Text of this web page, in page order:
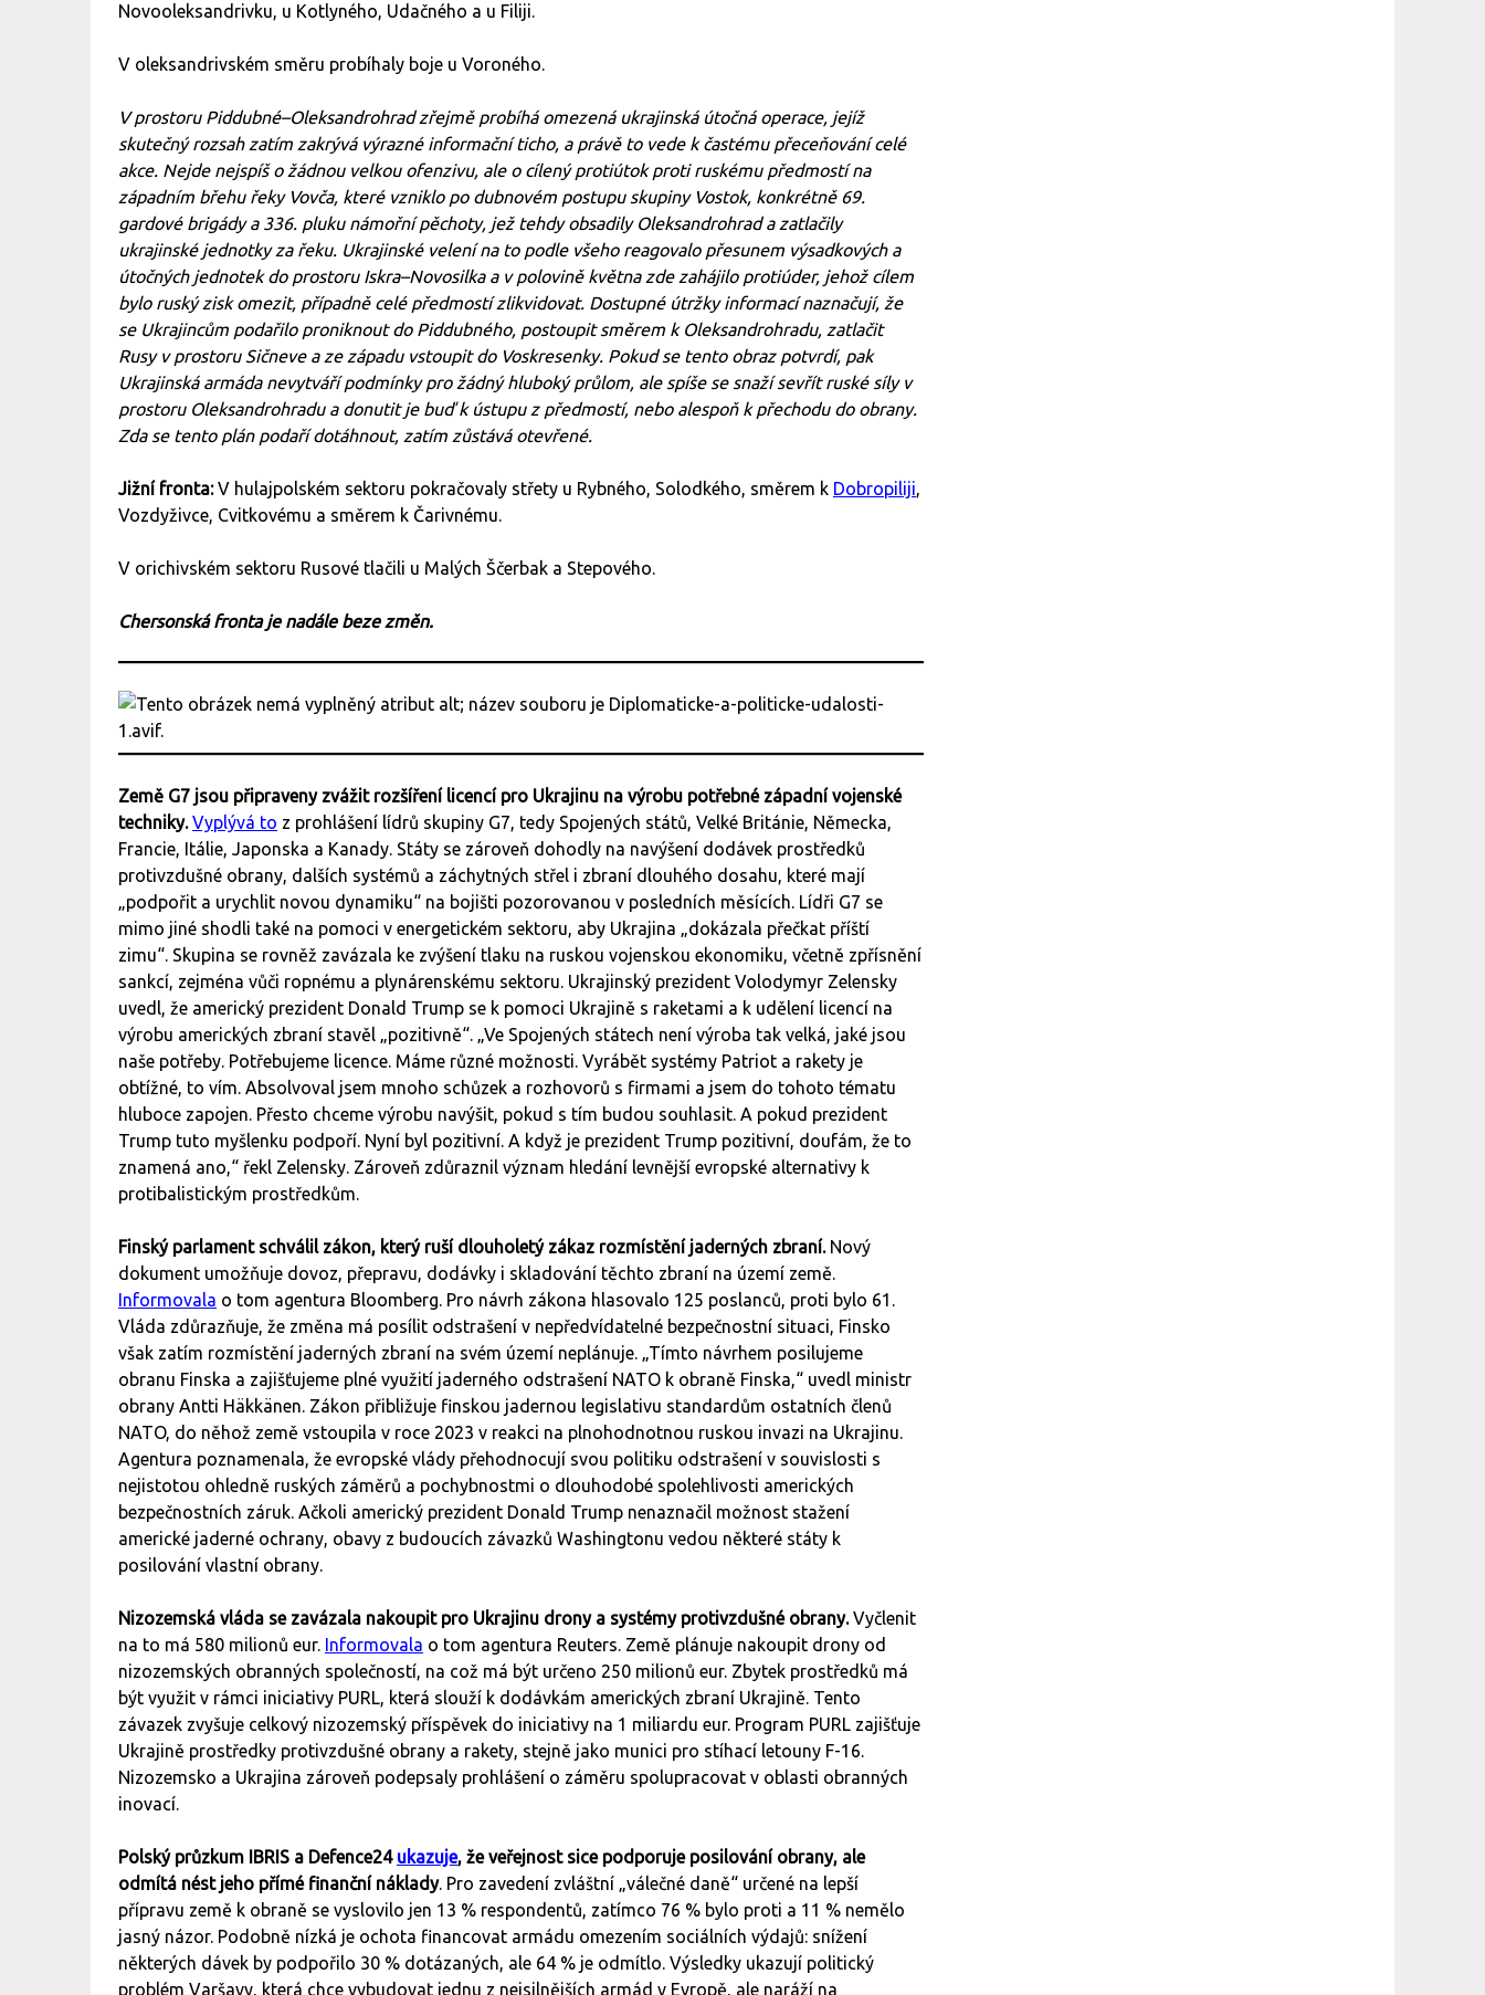
Novooleksandrivku, u Kotlyného, Udačného a u Filiji.
V oleksandrivském směru probíhaly boje u Voroného.
V prostoru Piddubné–Oleksandrohrad zřejmě probíhá omezená ukrajinská útočná operace, jejíž
skutečný rozsah zatím zakrývá výrazné informační ticho, a právě to vede k častému přeceňování celé
akce. Nejde nejspíš o žádnou velkou ofenzivu, ale o cílený protiútok proti ruskému předmostí na
západním břehu řeky Vovča, které vzniklo po dubnovém postupu skupiny Vostok, konkrétně 69.
gardové brigády a 336. pluku námořní pěchoty, jež tehdy obsadily Oleksandrohrad a zatlačily
ukrajinské jednotky za řeku. Ukrajinské velení na to podle všeho reagovalo přesunem výsadkových a
útočných jednotek do prostoru Iskra–Novosilka a v polovině května zde zahájilo protiúder, jehož cílem
bylo ruský zisk omezit, případně celé předmostí zlikvidovat. Dostupné útržky informací naznačují, že
se Ukrajincům podařilo proniknout do Piddubného, postoupit směrem k Oleksandrohradu, zatlačit
Rusy v prostoru Sičneve a ze západu vstoupit do Voskresenky. Pokud se tento obraz potvrdí, pak
Ukrajinská armáda nevytváří podmínky pro žádný hluboký průlom, ale spíše se snaží sevřít ruské síly v
prostoru Oleksandrohradu a donutit je buď k ústupu z předmostí, nebo alespoň k přechodu do obrany.
Zda se tento plán podaří dotáhnout, zatím zůstává otevřené.
Jižní fronta:V hulajpolském sektoru pokračovaly střety u Rybného, Solodkého, směrem k Dobropiliji,
Vozdyživce, Cvitkovému a směrem k Čarivnému.
V orichivském sektoru Rusové tlačili u Malých Ščerbak a Stepového.
Chersonská fronta je nadále beze změn.
Země G7 jsou připraveny zvážit rozšíření licencí pro Ukrajinu na výrobu potřebné západní vojenské
techniky. Vyplývá to z prohlášení lídrů skupiny G7, tedy Spojených států, Velké Británie, Německa,
Francie, Itálie, Japonska a Kanady. Státy se zároveň dohodly na navýšení dodávek prostředků
protivzdušné obrany, dalších systémů a záchytných střel i zbraní dlouhého dosahu, které mají
„podpořit a urychlit novou dynamiku“ na bojišti pozorovanou v posledních měsících. Lídři G7 se
mimo jiné shodli také na pomoci v energetickém sektoru, aby Ukrajina „dokázala přečkat příští
zimu“. Skupina se rovněž zavázala ke zvýšení tlaku na ruskou vojenskou ekonomiku, včetně zpřísnění
sankcí, zejména vůči ropnému a plynárenskému sektoru. Ukrajinský prezident Volodymyr Zelensky
uvedl, že americký prezident Donald Trump se k pomoci Ukrajině s raketami a k udělení licencí na
výrobu amerických zbraní stavěl „pozitivně“. „Ve Spojených státech není výroba tak velká, jaké jsou
naše potřeby. Potřebujeme licence. Máme různé možnosti. Vyrábět systémy Patriot a rakety je
obtížné, to vím. Absolvoval jsem mnoho schůzek a rozhovorů s firmami a jsem do tohoto tématu
hluboce zapojen. Přesto chceme výrobu navýšit, pokud s tím budou souhlasit. A pokud prezident
Trump tuto myšlenku podpoří. Nyní byl pozitivní. A když je prezident Trump pozitivní, doufám, že to
znamená ano,“ řekl Zelensky. Zároveň zdůraznil význam hledání levnější evropské alternativy k
protibalistickým prostředkům.
Finský parlament schválil zákon, který ruší dlouholetý zákaz rozmístění jaderných zbraní. Nový
dokument umožňuje dovoz, přepravu, dodávky i skladování těchto zbraní na území země.
Informovala o tom agentura Bloomberg. Pro návrh zákona hlasovalo 125 poslanců, proti bylo 61.
Vláda zdůrazňuje, že změna má posílit odstrašení v nepředvídatelné bezpečnostní situaci, Finsko
však zatím rozmístění jaderných zbraní na svém území neplánuje. „Tímto návrhem posilujeme
obranu Finska a zajišťujeme plné využití jaderného odstrašení NATO k obraně Finska,“ uvedl ministr
obrany Antti Häkkänen. Zákon přibližuje finskou jadernou legislativu standardům ostatních členů
NATO, do něhož země vstoupila v roce 2023 v reakci na plnohodnotnou ruskou invazi na Ukrajinu.
Agentura poznamenala, že evropské vlády přehodnocují svou politiku odstrašení v souvislosti s
nejistotou ohledně ruských záměrů a pochybnostmi o dlouhodobé spolehlivosti amerických
bezpečnostních záruk. Ačkoli americký prezident Donald Trump nenaznačil možnost stažení
americké jaderné ochrany, obavy z budoucích závazků Washingtonu vedou některé státy k
posilování vlastní obrany.
Nizozemská vláda se zavázala nakoupit pro Ukrajinu drony a systémy protivzdušné obrany.Vyčlenit
na to má 580 milionů eur. Informovala o tom agentura Reuters. Země plánuje nakoupit drony od
nizozemských obranných společností, na což má být určeno 250 milionů eur. Zbytek prostředků má
být využit v rámci iniciativy PURL, která slouží k dodávkám amerických zbraní Ukrajině. Tento
závazek zvyšuje celkový nizozemský příspěvek do iniciativy na 1 miliardu eur. Program PURL zajišťuje
Ukrajině prostředky protivzdušné obrany a rakety, stejně jako munici pro stíhací letouny F-16.
Nizozemsko a Ukrajina zároveň podepsaly prohlášení o záměru spolupracovat v oblasti obranných
inovací.
Polský průzkum IBRIS a Defence24 ukazuje, že veřejnost sice podporuje posilování obrany, ale
odmítá nést jeho přímé finanční náklady. Pro zavedení zvláštní „válečné daně“ určené na lepší
přípravu země k obraně se vyslovilo jen 13 % respondentů, zatímco 76 % bylo proti a 11 % nemělo
jasný názor. Podobně nízká je ochota financovat armádu omezením sociálních výdajů: snížení
některých dávek by podpořilo 30 % dotázaných, ale 64 % je odmítlo. Výsledky ukazují politický
problém Varšavy, která chce vybudovat jednu z nejsilnějších armád v Evropě, ale naráží na